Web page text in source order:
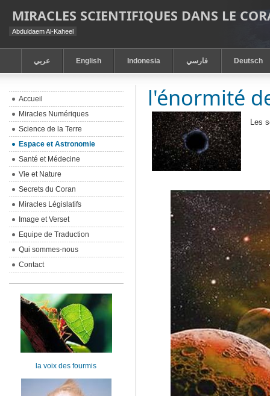
MIRACLES SCIENTIFIQUES DANS LE
Abduldaem Al-Kaheel
عربي English Indonesia فارسي Deutsch
l'énormité
Les
Accueil
Miracles Numériques
Science de la Terre
Espace et Astronomie
Santé et Médecine
Vie et Nature
Secrets du Coran
Miracles Législatifs
Image et Verset
Equipe de Traduction
Qui sommes-nous
Contact
la voix des fourmis